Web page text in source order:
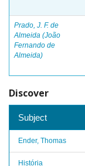
Prado, J. F. de
Almeida (João
Fernando de
Almeida)
Discover
Subject
Ender, Thomas
História